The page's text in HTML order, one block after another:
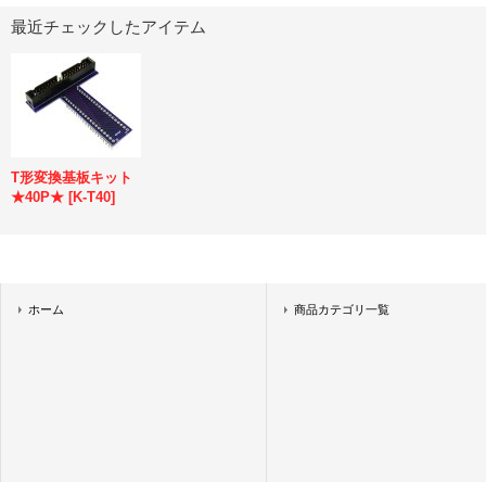
最近チェックしたアイテム
T形変換基板キット
★40P★ [K-T40]
ホーム 商品カテゴリ一覧